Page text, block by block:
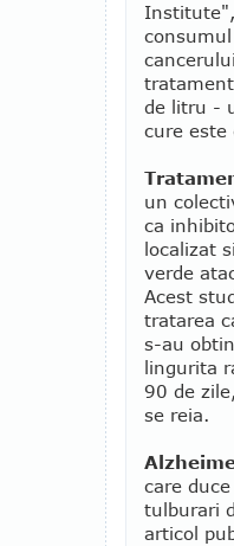
de litru -
cure
un
ca
localizat
verde
Acest
tratarea
s-au
lingurita
90 de
se reia.
care
tulburari
articol